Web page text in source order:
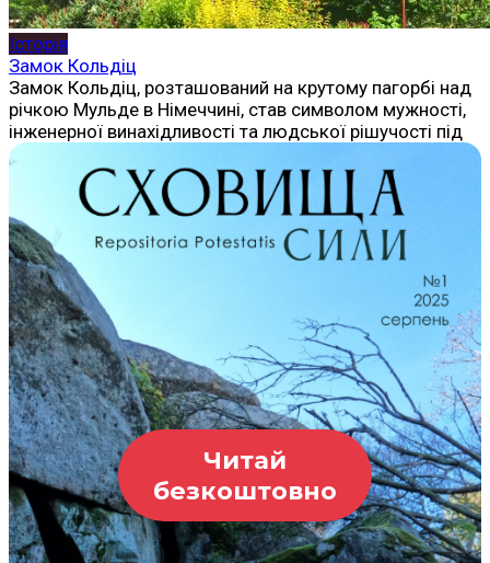
Історія
Замок Кольдіц
Замок Кольдіц, розташований на крутому пагорбі над
річкою Мульде в Німеччині, став символом мужності,
інженерної винахідливості та людської рішучості під
Читай
безкоштовно